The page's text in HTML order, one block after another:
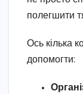
полегшити
Ось кілька
допомогти: